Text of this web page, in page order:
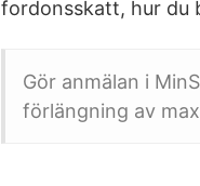
fordonsskatt, hur du
Gör anmälan i
förlängning av